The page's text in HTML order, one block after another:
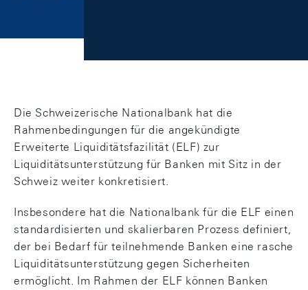
Die Schweizerische Nationalbank hat die
Rahmenbedingungen für die angekündigte
Erweiterte Liquiditätsfazilität (ELF) zur
Liquiditätsunterstützung für Banken mit Sitz in der
Schweiz weiter konkretisiert.
Insbesondere hat die Nationalbank für die ELF einen
standardisierten und skalierbaren Prozess definiert,
der bei Bedarf für teilnehmende Banken eine rasche
Liquiditätsunterstützung gegen Sicherheiten
ermöglicht. Im Rahmen der ELF können Banken